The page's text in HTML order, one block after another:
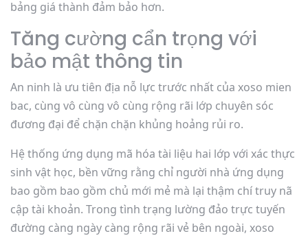
bảng giá thành đảm bảo hơn.
Tăng cường cẩn trọng với
bảo mật thông tin
An ninh là ưu tiên địa nỗ lực trước nhất của xoso mien
bac, cùng vô cùng vô cùng rộng rãi lớp chuyên sóc
đương đại để chặn chặn khủng hoảng rủi ro.
Hệ thống ứng dụng mã hóa tài liệu hai lớp với xác thực
sinh vật học, bền vững rằng chỉ người nhà ứng dụng
bao gồm bao gồm chủ mới mẻ mà lại thậm chí truy nã
cập tài khoản. Trong tình trạng lường đảo trực tuyến
đường càng ngày càng rộng rãi vẻ bên ngoài, xoso